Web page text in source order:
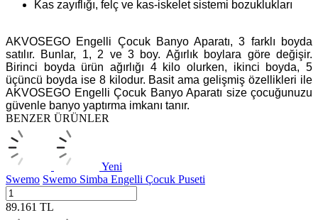
Kas zayıflığı, felç ve kas-iskelet sistemi bozuklukları
AKVOSEGO Engelli Çocuk Banyo Aparatı, 3 farklı boyda
satılır. Bunlar, 1, 2 ve 3 boy. Ağırlık boylara göre değişir.
Birinci boyda ürün ağırlığı 4 kilo olurken, ikinci boyda, 5
üçüncü boyda ise 8 kilodur. Basit ama gelişmiş özellikleri ile
AKVOSEGO Engelli Çocuk Banyo Aparatı size çocuğunuzu
güvenle banyo yaptırma imkanı tanır.
BENZER ÜRÜNLER
Yeni
Swemo Swemo Simba Engelli Çocuk Puseti
89.161 TL